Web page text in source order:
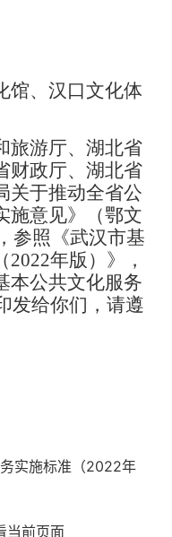
馆、汉口文化体
旅游厅、湖北省
财政厅、湖北省
关于推动全省公
施意见》（鄂文
，参照《武汉市基
年版）》，
本公共文化服务
发给你们，请遵
实施标准（2022年
当前页面